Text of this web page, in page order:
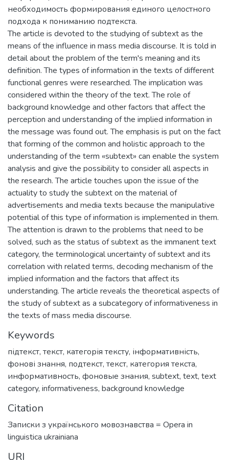
необходимость формирования единого целостного
подхода к пониманию подтекста.
The article is devoted to the studying of subtext as the
means of the influence in mass media discourse. It is told in
detail about the problem of the term's meaning and its
definition. The types of information in the texts of different
functional genres were researched. The implication was
considered within the theory of the text. The role of
background knowledge and other factors that affect the
perception and understanding of the implied information in
the message was found out. The emphasis is put on the fact
that forming of the common and holistic approach to the
understanding of the term «subtext» can enable the system
analysis and give the possibility to consider all aspects in
the research. The article touches upon the issue of the
actuality to study the subtext on the material of
advertisements and media texts because the manipulative
potential of this type of information is implemented in them.
The attention is drawn to the problems that need to be
solved, such as the status of subtext as the immanent text
category, the terminological uncertainty of subtext and its
correlation with related terms, decoding mechanism of the
implied information and the factors that affect its
understanding. The article reveals the theoretical aspects of
the study of subtext as a subcategory of informativeness in
the texts of mass media discourse.
Keywords
підтекст, текст, категорія тексту, інформативність,
фонові знання, подтекст, текст, категория текста,
информативность, фоновые знания, subtext, text, text
category, informativeness, background knowledge
Citation
Записки з українського мовознавства = Opera in
linguistica ukrainiana
URI